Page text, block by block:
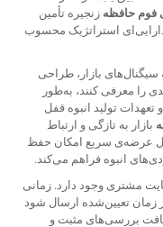
فوم حافظه زنجیره تأمین
استراتژیک محسوب
بازار، طراحی
را معرفی کنند، به‌طور
تعهدات تولید انبوه قفل
بازار به تازگی و ارتباط
عرضه‌ی سریع امکان حفظ
انبوه فراهم می‌کند.
مشتری وجود دارد. زمانی
زمان تعیین‌شده ارسال شود
بررسی‌های مثبت و